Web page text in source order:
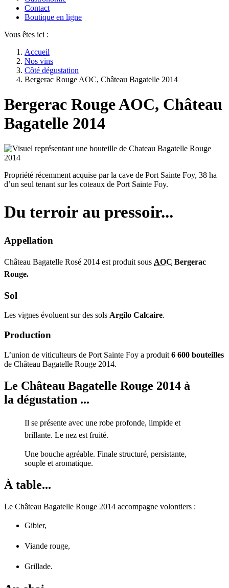
Contact
Boutique en ligne
Vous êtes ici :
Accueil
Nos vins
Côté dégustation
Bergerac Rouge AOC, Château Bagatelle 2014
Bergerac Rouge AOC, Château
Bagatelle 2014
Propriété récemment acquise par la cave de Port Sainte Foy, 38 ha
d’un seul tenant sur les coteaux de Port Sainte Foy.
Du terroir au pressoir...
Appellation
Château Bagatelle Rosé 2014 est produit sous AOC Bergerac
Rouge.
Sol
Les vignes évoluent sur des sols Argilo Calcaire.
Production
L’union de viticulteurs de Port Sainte Foy a produit 6 600 bouteilles
de Château Bagatelle Rouge 2014.
Le Château Bagatelle Rouge 2014 à
la dégustation ...
Il se présente avec une robe profonde, limpide et
brillante. Le nez est fruité.
Une bouche agréable. Finale structuré, persistante,
souple et aromatique.
À table...
Le Château Bagatelle Rouge 2014 accompagne volontiers :
Gibier,
Viande rouge,
Grillade.